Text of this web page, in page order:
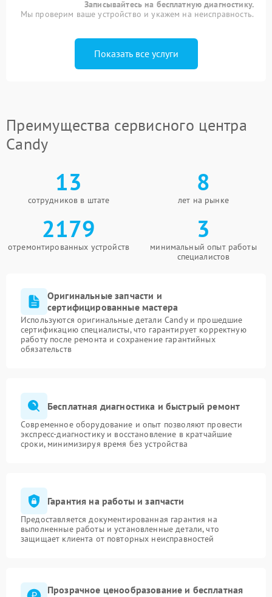
Записывайтесь на бесплатную диагностику.
Мы проверим ваше устройство и укажем на неисправность.
Показать все услуги
Преимущества сервисного центра
Candy
13
сотрудников в штате
8
лет на рынке
2179
отремонтированных устройств
3
минимальный опыт работы
специалистов
Оригинальные запчасти и
сертифицированные мастера
Используются оригинальные детали Candy и прошедшие
сертификацию специалисты, что гарантирует корректную
работу после ремонта и сохранение гарантийных
обязательств
Бесплатная диагностика и быстрый ремонт
Современное оборудование и опыт позволяют провести
экспресс-диагностику и восстановление в кратчайшие
сроки, минимизируя время без устройства
Гарантия на работы и запчасти
Предоставляется документированная гарантия на
выполненные работы и установленные детали, что
защищает клиента от повторных неисправностей
Прозрачное ценообразование и бесплатная